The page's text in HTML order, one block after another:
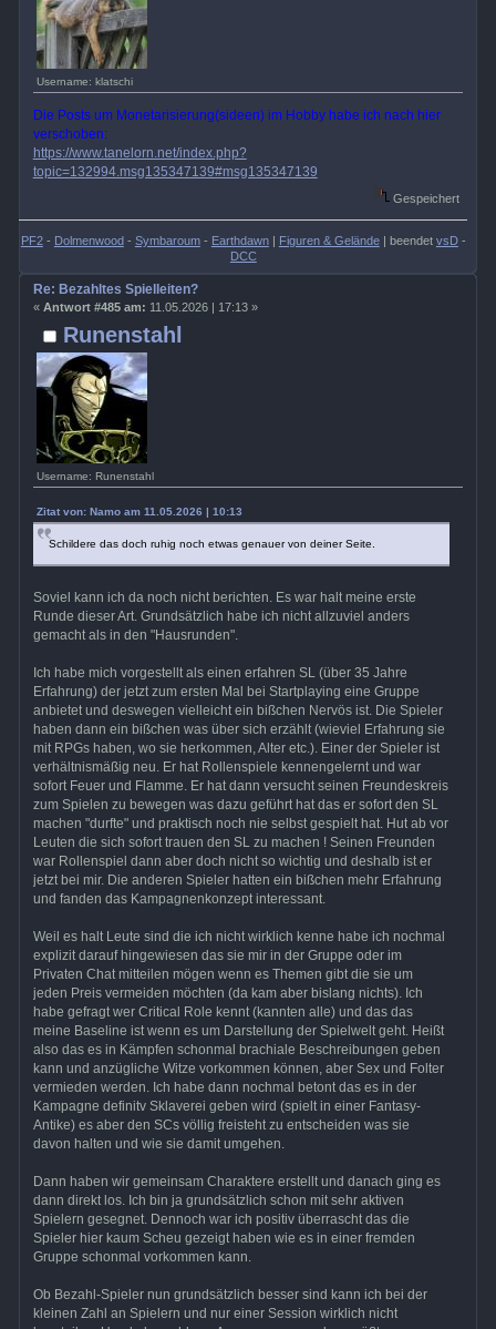
Username: klatschi
Die Posts um Monetarisierung(sideen) im Hobby habe ich nach hier
verschoben:
https://www.tanelorn.net/index.php?
topic=132994.msg135347139#msg135347139
Gespeichert
PF2- Dolmenwood- Symbaroum- Earthdawn| Figuren & Gelände| beendet vsD-
DCC
Runenstahl
Username: Runenstahl
Re: Bezahltes Spielleiten?
« Antwort #485 am: 11.05.2026 | 17:13 »
Zitat von: Namo am 11.05.2026 | 10:13
Schildere das doch ruhig noch etwas genauer von deiner Seite.
Soviel kann ich da noch nicht berichten. Es war halt meine erste
Runde dieser Art. Grundsätzlich habe ich nicht allzuviel anders
gemacht als in den "Hausrunden".
Ich habe mich vorgestellt als einen erfahren SL (über 35 Jahre
Erfahrung) der jetzt zum ersten Mal bei Startplaying eine Gruppe
anbietet und deswegen vielleicht ein bißchen Nervös ist. Die Spieler
haben dann ein bißchen was über sich erzählt (wieviel Erfahrung sie
mit RPGs haben, wo sie herkommen, Alter etc.). Einer der Spieler ist
verhältnismäßig neu. Er hat Rollenspiele kennengelernt und war
sofort Feuer und Flamme. Er hat dann versucht seinen Freundeskreis
zum Spielen zu bewegen was dazu geführt hat das er sofort den SL
machen "durfte" und praktisch noch nie selbst gespielt hat. Hut ab vor
Leuten die sich sofort trauen den SL zu machen ! Seinen Freunden
war Rollenspiel dann aber doch nicht so wichtig und deshalb ist er
jetzt bei mir. Die anderen Spieler hatten ein bißchen mehr Erfahrung
und fanden das Kampagnenkonzept interessant.
Weil es halt Leute sind die ich nicht wirklich kenne habe ich nochmal
explizit darauf hingewiesen das sie mir in der Gruppe oder im
Privaten Chat mitteilen mögen wenn es Themen gibt die sie um
jeden Preis vermeiden möchten (da kam aber bislang nichts). Ich
habe gefragt wer Critical Role kennt (kannten alle) und das das
meine Baseline ist wenn es um Darstellung der Spielwelt geht. Heißt
also das es in Kämpfen schonmal brachiale Beschreibungen geben
kann und anzügliche Witze vorkommen können, aber Sex und Folter
vermieden werden. Ich habe dann nochmal betont das es in der
Kampagne definitv Sklaverei geben wird (spielt in einer Fantasy-
Antike) es aber den SCs völlig freisteht zu entscheiden was sie
davon halten und wie sie damit umgehen.
Dann haben wir gemeinsam Charaktere erstellt und danach ging es
dann direkt los. Ich bin ja grundsätzlich schon mit sehr aktiven
Spielern gesegnet. Dennoch war ich positiv überrascht das die
Spieler hier kaum Scheu gezeigt haben wie es in einer fremden
Gruppe schonmal vorkommen kann.
Ob Bezahl-Spieler nun grundsätzlich besser sind kann ich bei der
kleinen Zahl an Spielern und nur einer Session wirklich nicht